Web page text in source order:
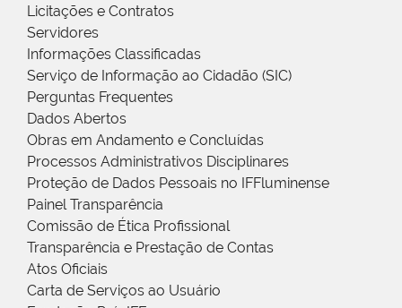
Licitações e Contratos
Servidores
Informações Classificadas
Serviço de Informação ao Cidadão (SIC)
Perguntas Frequentes
Dados Abertos
Obras em Andamento e Concluídas
Processos Administrativos Disciplinares
Proteção de Dados Pessoais no IFFluminense
Painel Transparência
Comissão de Ética Profissional
Transparência e Prestação de Contas
Atos Oficiais
Carta de Serviços ao Usuário